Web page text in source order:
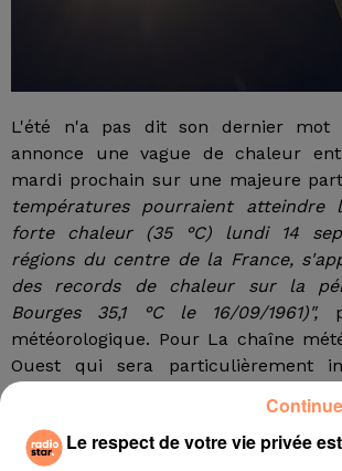
L'été n'a pas dit son dernier mot
annonce une vague de chaleur
mardi prochain sur une majeure
températures pourraient
forte chaleur (35 °C) lundi 14
régions du centre de la France,
des records de chaleur sur la
Bourges 35,1 °C le 16/09/1961)",
météorologique. Pour La chaîne
Ouest qui sera particulièrement
fortes chaleurs. Le thermomètre
Selon Météo Languedoc, l'épisode
Le respect de votre vie privée